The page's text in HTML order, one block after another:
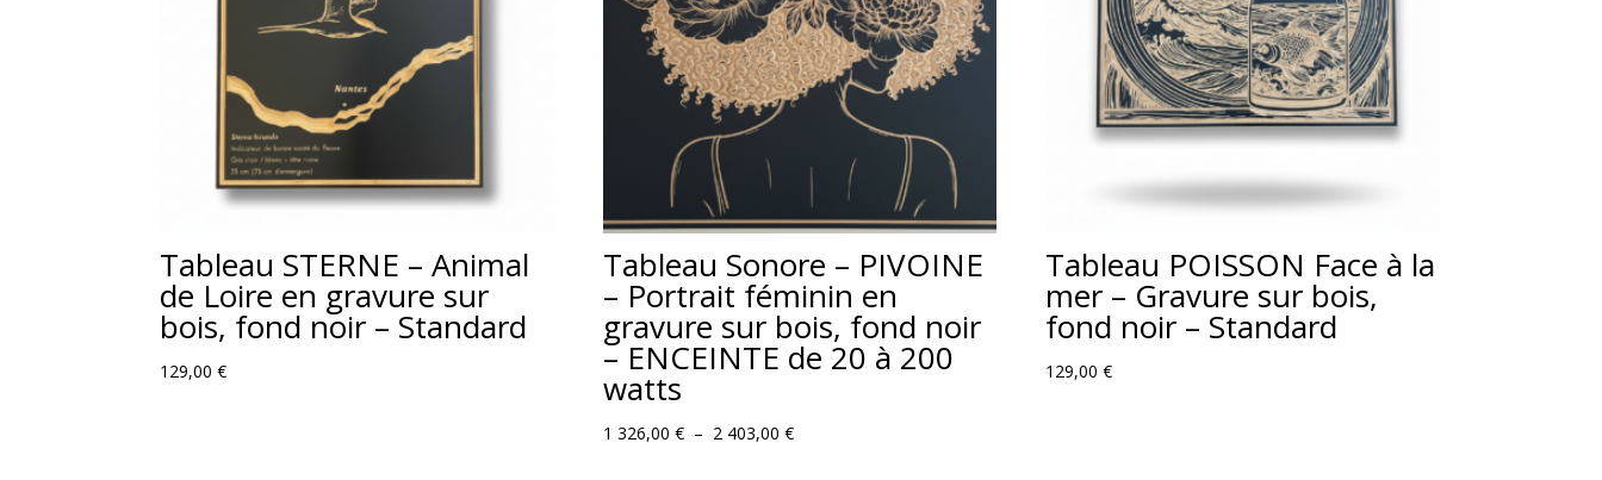
Tableau STERNE – Animal
de Loire en gravure sur
bois, fond noir – Standard
129,00€
Tableau Sonore – PIVOINE
– Portrait féminin en
gravure sur bois, fond noir
– ENCEINTE de 20 à 200
watts
1 326,00 € – 2 403,00 €Plage
Tableau POISSON Face à la
mer – Gravure sur bois,
fond noir – Standard
129,00€